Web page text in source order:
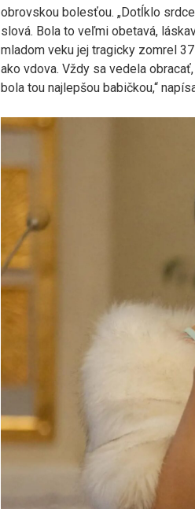
obrovskou bolesťou. „Dotĺklo
slová. Bola to veľmi obetavá,
mladom veku jej tragicky zomrel
ako vdova. Vždy sa vedela
bola tou najlepšou babičkou,“